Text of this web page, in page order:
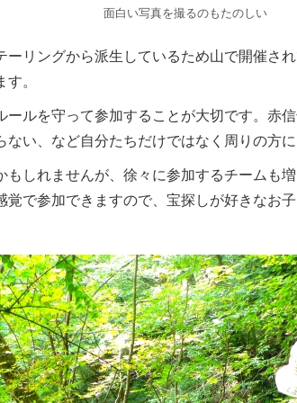
面白い写真を撮るのもたのしい
ーリングから派生しているため山で開催さ
。
ールを守って参加することが大切です。赤
ない、など自分たちだけではなく周りの方
もしれませんが、徐々に参加するチームも
覚で参加できますので、宝探しが好きなお